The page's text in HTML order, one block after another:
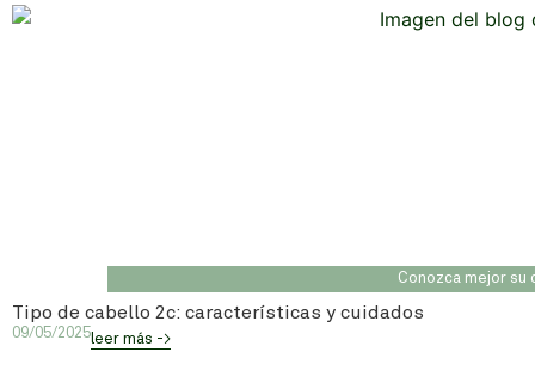
Conozca mejor su
Tipo de cabello 2c: características y cuidados
09/05/2025leer más ->